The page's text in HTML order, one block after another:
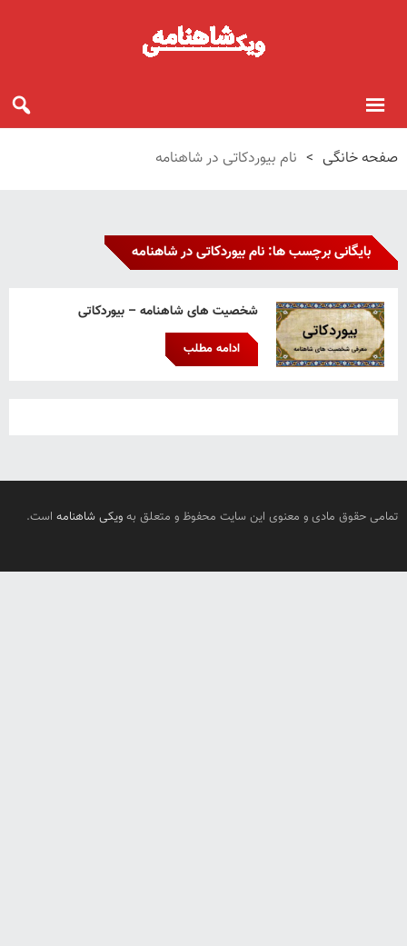
صفحه خانگی > نام بیوردکاتی در شاهنامه
بایگانی برچسب ها: نام بیوردکاتی در شاهنامه
شخصیت های شاهنامه – بیوردکاتی
ادامه مطلب
تمامی حقوق مادی و معنوی این سایت محفوظ و متعلق به ویکی شاهنامه است.